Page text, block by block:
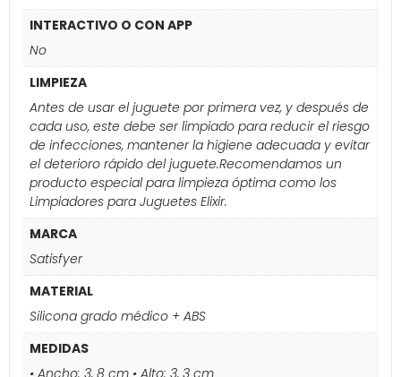
INTERACTIVO O CON APP
No
LIMPIEZA
Antes de usar el juguete por primera vez, y después de
cada uso, este debe ser limpiado para reducir el riesgo
de infecciones, mantener la higiene adecuada y evitar
el deterioro rápido del juguete.Recomendamos un
producto especial para limpieza óptima como los
Limpiadores para Juguetes Elixir.
MARCA
Satisfyer
MATERIAL
Silicona grado médico + ABS
MEDIDAS